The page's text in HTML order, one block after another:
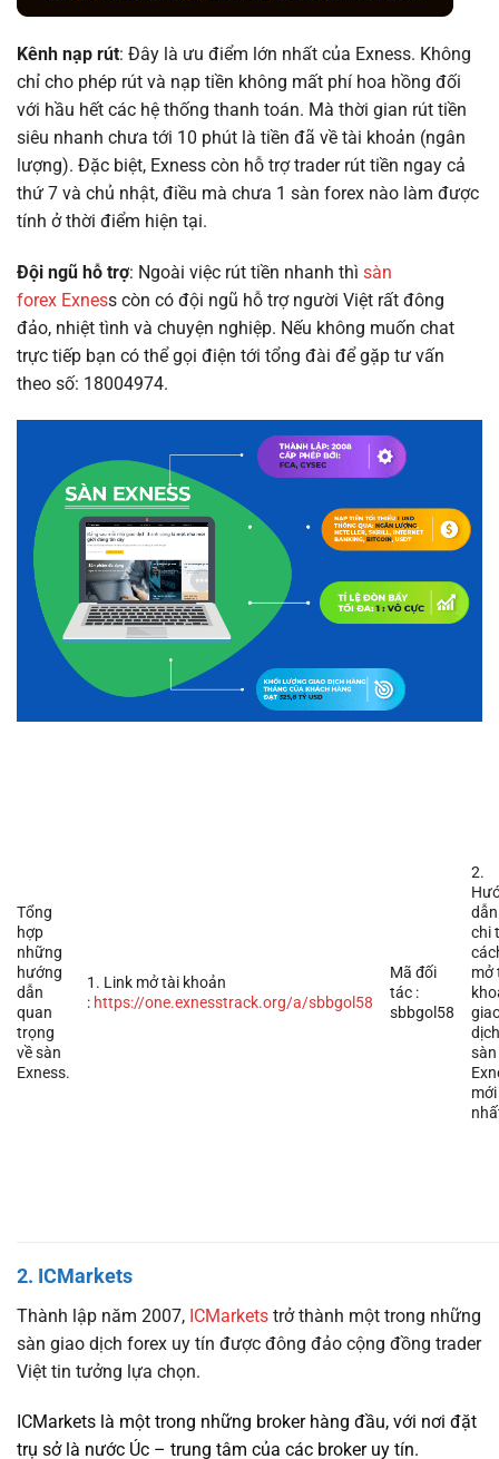
Kênh nạp rút: Đây là ưu điểm lớn nhất của Exness. Không
chỉ cho phép rút và nạp tiền không mất phí hoa hồng đối
với hầu hết các hệ thống thanh toán. Mà thời gian rút tiền
siêu nhanh chưa tới 10 phút là tiền đã về tài khoản (ngân
lượng). Đặc biệt, Exness còn hỗ trợ trader rút tiền ngay cả
thứ 7 và chủ nhật, điều mà chưa 1 sàn forex nào làm được
tính ở thời điểm hiện tại.
Đội ngũ hỗ trợ: Ngoài việc rút tiền nhanh thì sàn
forex Exness còn có đội ngũ hỗ trợ người Việt rất đông
đảo, nhiệt tình và chuyện nghiệp. Nếu không muốn chat
trực tiếp bạn có thể gọi điện tới tổng đài để gặp tư vấn
theo số: 18004974.
Tổng
hợp
những
hướng
dẫn
quan
trọng
về sàn
Exness.
1. Link mở tài khoản
: https://one.exnesstrack.org/a/sbbgol58
Mã đối
tác :
sbbgol58
2.
dẫn
chi
mở
sàn
mới
2. ICMarkets
Thành lập năm 2007, ICMarkets trở thành một trong những
sàn giao dịch forex uy tín được đông đảo cộng đồng trader
Việt tin tưởng lựa chọn.
ICMarkets là một trong những broker hàng đầu, với nơi đặt
trụ sở là nước Úc – trung tâm của các broker uy tín.